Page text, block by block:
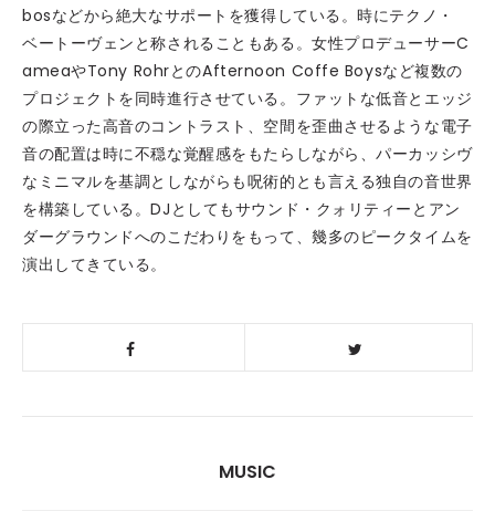
bosなどから絶大なサポートを獲得している。時にテクノ・
ベートーヴェンと称されることもある。女性プロデューサーC
ameaやTony RohrとのAfternoon Coffe Boysなど複数の
プロジェクトを同時進行させている。ファットな低音とエッジ
の際立った高音のコントラスト、空間を歪曲させるような電子
音の配置は時に不穏な覚醒感をもたらしながら、パーカッシヴ
なミニマルを基調としながらも呪術的とも言える独自の音世界
を構築している。DJとしてもサウンド・クォリティーとアン
ダーグラウンドへのこだわりをもって、幾多のピークタイムを
演出してきている。
MUSIC